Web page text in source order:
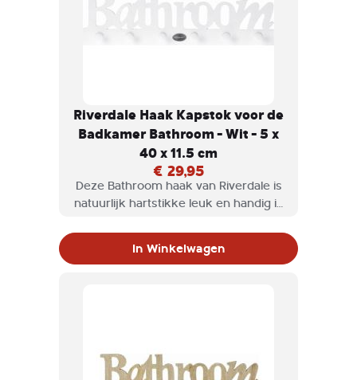
Riverdale Haak Kapstok voor de
Badkamer Bathroom - Wit - 5 x
40 x 11.5 cm
€ 29,95
Deze Bathroom haak van Riverdale is
natuurlijk hartstikke leuk en handig in
accessoires aan op.
In Winkelwagen